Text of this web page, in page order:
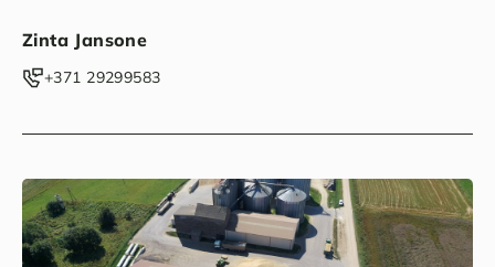
Zinta Jansone
+371 29299583